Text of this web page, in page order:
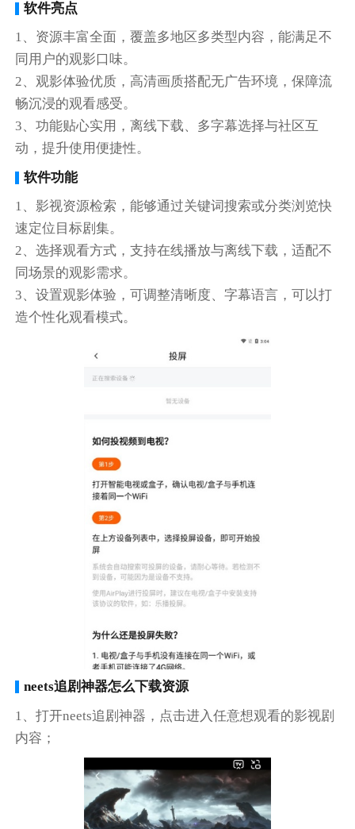
软件亮点
1、资源丰富全面，覆盖多地区多类型内容，能满足不
同用户的观影口味。
2、观影体验优质，高清画质搭配无广告环境，保障流
畅沉浸的观看感受。
3、功能贴心实用，离线下载、多字幕选择与社区互
动，提升使用便捷性。
软件功能
1、影视资源检索，能够通过关键词搜索或分类浏览快
速定位目标剧集。
2、选择观看方式，支持在线播放与离线下载，适配不
同场景的观影需求。
3、设置观影体验，可调整清晰度、字幕语言，可以打
造个性化观看模式。
neets追剧神器怎么下载资源
1、打开neets追剧神器，点击进入任意想观看的影视剧
内容；